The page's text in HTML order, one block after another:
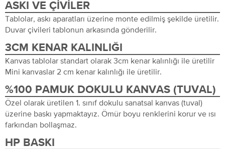
ASKI VE ÇIVILER
Tablolar, askı aparatları üzerine monte edilmiş şekilde üretilir.
Duvar çivileri tablonun arkasında gönderilir.
3CM KENAR KALINLIĞI
Kanvas tablolar standart olarak 3cm kenar kalınlığı ile üretilir
Mini kanvaslar 2 cm kenar kalınlığı ile üretilir.
%100 PAMUK DOKULU KANVAS (TUVAL)
Özel olarak üretilen 1. sınıf dokulu sanatsal kanvas (tuval)
üzerine baskı yapmaktayız. Ömür boyu renklerini korur ve ısı
farkından bollaşmaz.
HP BASKI